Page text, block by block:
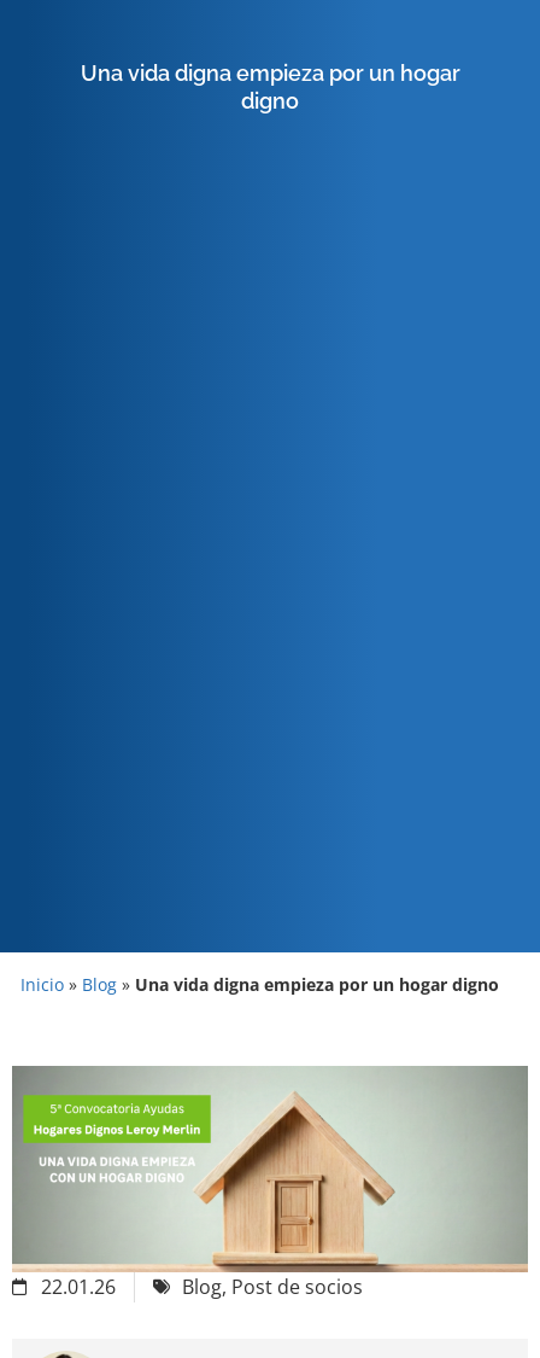
Una vida digna empieza por un hogar
digno
Inicio » Blog » Una vida digna empieza por un hogar digno
22.01.26 Blog, Post de socios